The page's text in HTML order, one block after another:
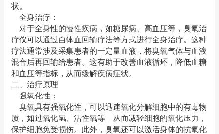
状。
全身治疗：
对于全身性的慢性疾病，如糖尿病、高血压等，臭氧治
疗仪可以通过自体血回输疗法等方式进行全身治疗。这种
疗法通常涉及采集患者的一定量血液，将臭氧气体与血液
混合后再回输给患者。这有助于改善血液循环，降低血糖
和血压等指标，从而缓解疾病症状。
二、治疗原理
强氧化性：
臭氧具有强氧化性，可以迅速氧化分解细胞中的有毒物
质，如过氧化氢、活性氧等，从而减轻细胞的氧化压力，
保护细胞免受损伤。此外，臭氧还可以激活身体的抗氧化